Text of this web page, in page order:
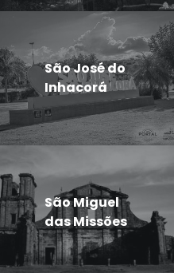
São José do
Inhacorá
São Miguel
das Missões